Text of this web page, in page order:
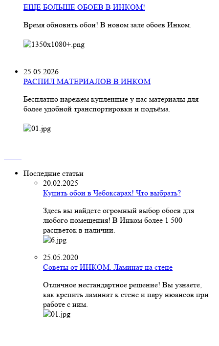
ЕЩЕ БОЛЬШЕ ОБОЕВ В ИНКОМ!
Время обновить обои! В новом зале обоев Инком.
25.05.2026
РАСПИЛ МАТЕРИАЛОВ В ИНКОМ
Бесплатно нарежем купленные у нас материалы для
более удобной транспортировки и подъёма.
Последние статьи
20.02.2025
Купить обои в Чебоксарах! Что выбрать?
Здесь вы найдете огромный выбор обоев для
любого помещения! В Инком более 1 500
расцветок в наличии.
25.05.2020
Советы от ИНКОМ. Ламинат на стене
Отличное нестандартное решение! Вы узнаете,
как крепить ламинат к стене и пару нюансов при
работе с ним.